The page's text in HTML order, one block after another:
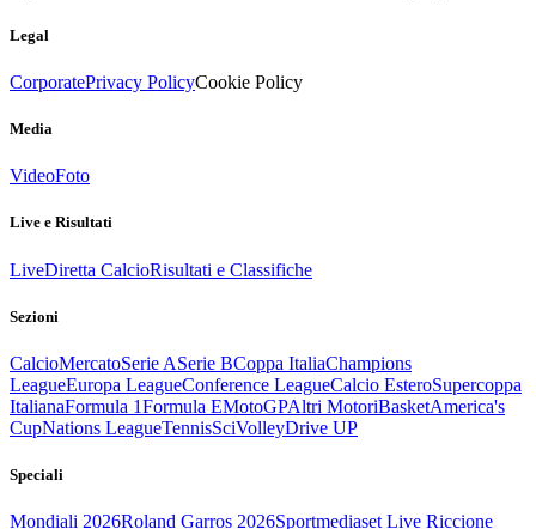
Legal
CorporatePrivacy PolicyCookie Policy
Media
VideoFoto
Live e Risultati
LiveDiretta CalcioRisultati e Classifiche
Sezioni
CalcioMercatoSerie ASerie BCoppa ItaliaChampions
LeagueEuropa LeagueConference LeagueCalcio EsteroSupercoppa
ItalianaFormula 1Formula EMotoGPAltri MotoriBasketAmerica's
CupNations LeagueTennisSciVolleyDrive UP
Speciali
Mondiali 2026Roland Garros 2026Sportmediaset Live Riccione